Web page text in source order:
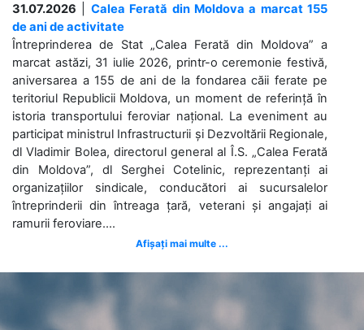
31.07.2026
Calea Ferată din Moldova a marcat 155
de ani de activitate
Întreprinderea de Stat „Calea Ferată din Moldova” a
marcat astăzi, 31 iulie 2026, printr-o ceremonie festivă,
aniversarea a 155 de ani de la fondarea căii ferate pe
teritoriul Republicii Moldova, un moment de referință în
istoria transportului feroviar național. La eveniment au
participat ministrul Infrastructurii și Dezvoltării Regionale,
dl Vladimir Bolea, directorul general al Î.S. „Calea Ferată
din Moldova”, dl Serghei Cotelinic, reprezentanți ai
organizațiilor sindicale, conducători ai sucursalelor
întreprinderii din întreaga țară, veterani și angajați ai
ramurii feroviare....
Afișați mai multe ...